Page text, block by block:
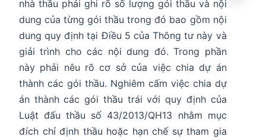
nhà thầu phải ghi rõ số lượng gói thầu và nội
dung của từng gói thầu trong đó bao gồm nội
dung quy định tại Điều 5 của Thông tư này và
giải trình cho các nội dung đó. Trong phần
này phải nêu rõ cơ sở của việc chia dự án
thành các gói thầu. Nghiêm cấm việc chia dự
án thành các gói thầu trái với quy định của
Luật đấu thầu số 43/2013/QH13 nhằm mục
đích chỉ định thầu hoặc hạn chế sự tham gia